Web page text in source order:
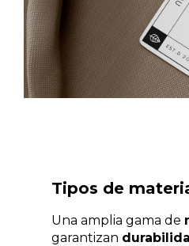
Tipos de
Una amplia gama de
garantizan